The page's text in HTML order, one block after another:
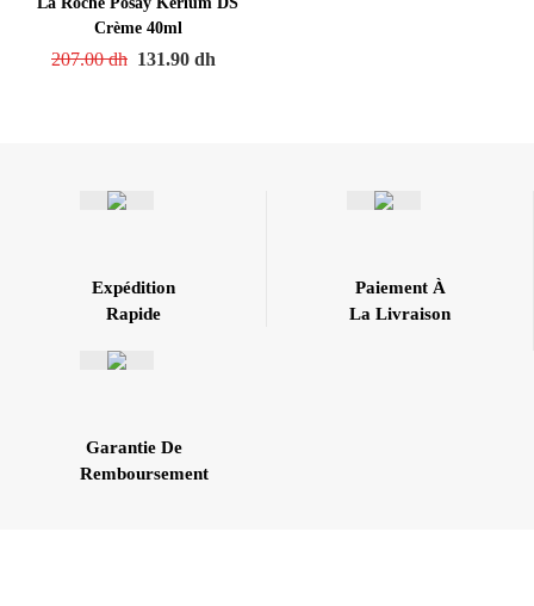
Crème 40ml
207.00dh 131.90 dh
Paiement À
La Livraison
Expédition
Rapide
Garantie De
Remboursement